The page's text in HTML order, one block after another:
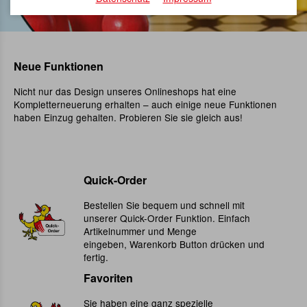
Neue Funktionen
Nicht nur das Design unseres Onlineshops hat eine
Kompletterneuerung erhalten – auch einige neue Funktionen
haben Einzug gehalten. Probieren Sie sie gleich aus!
Quick-Order
Bestellen Sie bequem und schnell mit
unserer Quick-Order Funktion. Einfach
Artikelnummer und Menge
eingeben, Warenkorb Button drücken und
fertig.
Favoriten
Sie haben eine ganz spezielle